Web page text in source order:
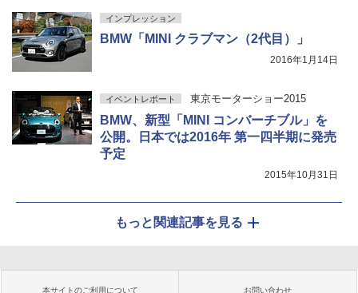
インプレッション
BMW「MINI クラブマン（2代目）」
2016年1月14日
イベントレポート 東京モーターショー2015
BMW、新型「MINI コンバーチブル」を
公開。日本では2016年 第一四半期に発売
予定
2015年10月31日
もっと関連記事を見る
本サイトのご利用について お問い合わせ